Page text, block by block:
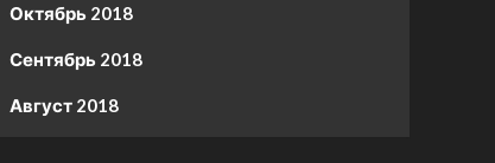
Октябрь 2018
Сентябрь 2018
Август 2018